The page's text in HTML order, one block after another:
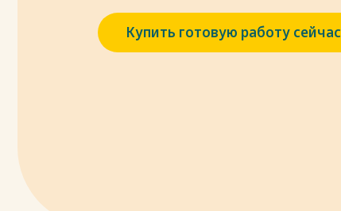
Купить готовую работу сейчас